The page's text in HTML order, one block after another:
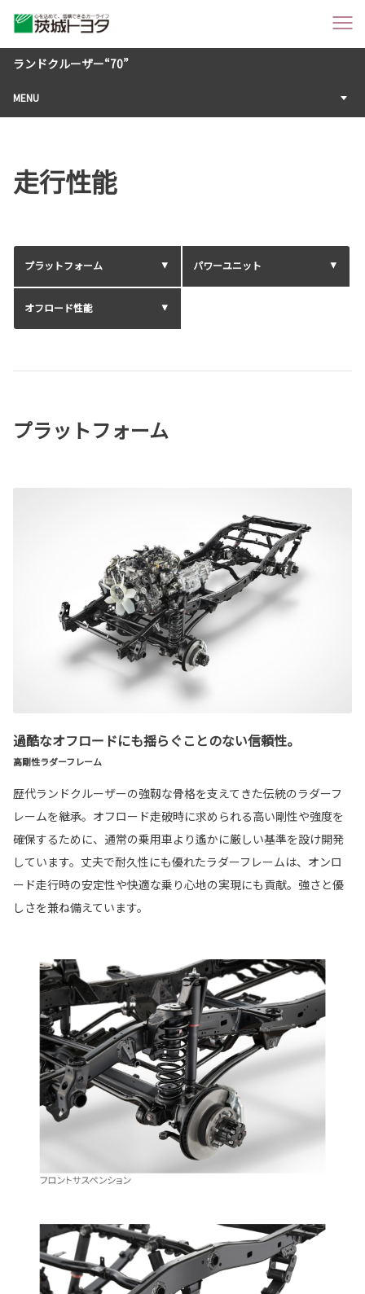
ランドクルーザー“70”
MENU
走行性能
プラットフォーム パワーユニット
オフロード性能
プラットフォーム
過酷なオフロードにも揺らぐことのない信頼性。
高剛性ラダーフレーム
歴代ランドクルーザーの強靱な骨格を支えてきた伝統のラダーフ
レームを継承。オフロード走破時に求められる高い剛性や強度を
確保するために、通常の乗用車より遙かに厳しい基準を設け開発
しています。丈夫で耐久性にも優れたラダーフレームは、オンロ
ード走行時の安定性や快適な乗り心地の実現にも貢献。強さと優
しさを兼ね備えています。